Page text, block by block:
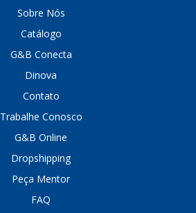
Sobre Nós
Catálogo
G&B Conecta
Dinova
Contato
Trabalhe Conosco
G&B Online
Dropshipping
Peça Mentor
FAQ